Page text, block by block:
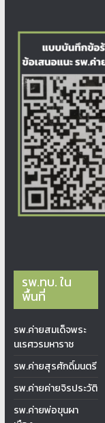
รพ.ทบ. ใน
พื้นที่
รพ.ค่ายสมเด็จพระ
นเรศวรมหาราช
รพ.ค่ายสุรศักดิ์มนตรี
รพ.ค่ายค่ายจิรประวัติ
รพ.ค่ายพ่อขุนผา